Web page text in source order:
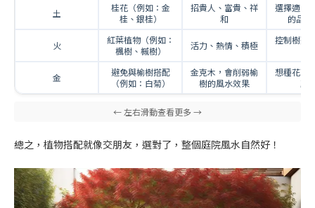
土
桂花（例如：金
桂、銀桂）
招貴人、富貴、祥
和
選擇適合
的品
火
紅葉植物（例如：
楓樹、槭樹）
活力、熱情、積極
控制樹形
金
避免與榆樹搭配
（例如：白菊）
金克木，會削弱榆
樹的風水效果
想種花可
顏
總之，植物搭配就像交朋友，選對了，整個庭院風水自然好！